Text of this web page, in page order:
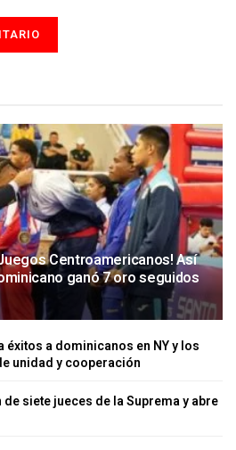
Centroamericanos! Así
ganó 7 oro seguidos
a dominicanos en NY y los
unidad y cooperación
siete jueces de la Suprema y abre